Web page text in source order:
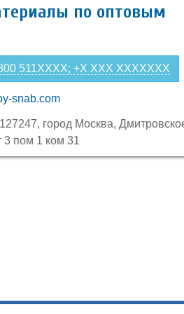
по оптовым
511XXXX; +X XXX XXXXXXX
snab.com
город Москва,
3 пом 1 ком 31